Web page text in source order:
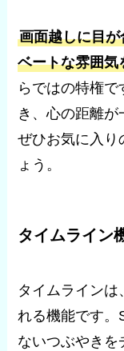
画面越しに目
ベートな雰囲気
らではの特権
き、心の距離が
ぜひお気に入り
ょう。
タイムライン
タイムライン
れる機能です。
ないつぶやきを